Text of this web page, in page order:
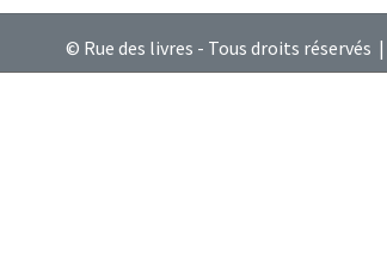
© Rue des livres - Tous droits réservés |